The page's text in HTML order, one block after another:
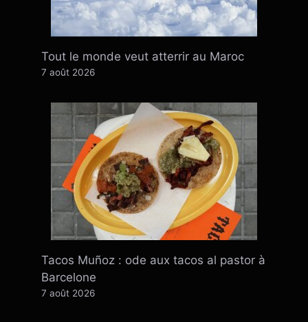
Tout le monde veut atterrir au Maroc
7 août 2026
Tacos Muñoz : ode aux tacos al pastor à
Barcelone
7 août 2026